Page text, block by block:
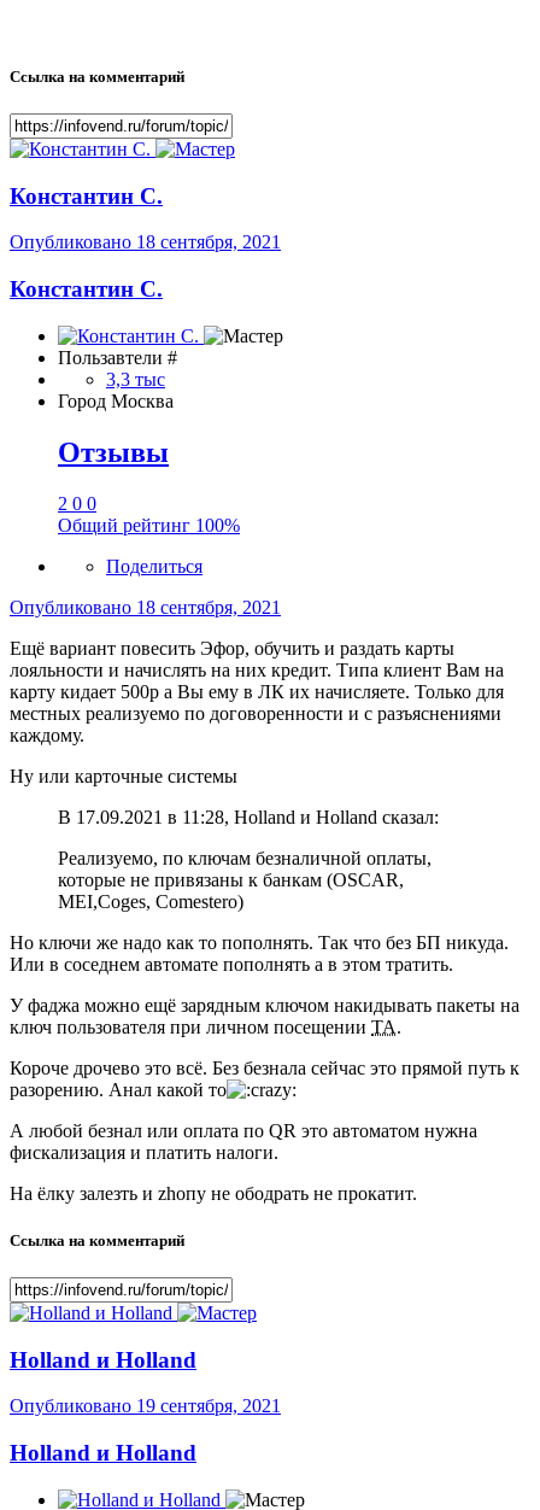
Ссылка на комментарий
Константин С.
Опубликовано 18 сентября, 2021
Константин С.
Пользавтели #
3,3 тыс
Город Москва
Отзывы
2 0 0
Общий рейтинг 100%
Поделиться
Опубликовано 18 сентября, 2021
Ещё вариант повесить Эфор, обучить и раздать карты
лояльности и начислять на них кредит. Типа клиент Вам на
карту кидает 500р а Вы ему в ЛК их начисляете. Только для
местных реализуемо по договоренности и с разъяснениями
каждому.
Ну или карточные системы
В 17.09.2021 в 11:28, Holland и Holland сказал:
Реализуемо, по ключам безналичной оплаты,
которые не привязаны к банкам (OSCAR,
MEI,Coges, Comestero)
Но ключи же надо как то пополнять. Так что без БП никуда.
Или в соседнем автомате пополнять а в этом тратить.
У фаджа можно ещё зарядным ключом накидывать пакеты на
ключ пользователя при личном посещении ТА.
Короче дрочево это всё. Без безнала сейчас это прямой путь к
разорению. Анал какой то
А любой безнал или оплата по QR это автоматом нужна
фискализация и платить налоги.
На ёлку залезть и zhопу не ободрать не прокатит.
Ссылка на комментарий
Holland и Holland
Опубликовано 19 сентября, 2021
Holland и Holland